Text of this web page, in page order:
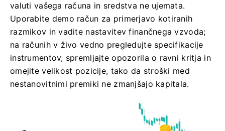
valuti vašega računa in sredstva ne ujemata.
Uporabite demo račun za primerjavo kotiranih
razmikov in vadite nastavitev finančnega vzvoda;
na računih v živo vedno pregledujte specifikacije
instrumentov, spremljajte opozorila o ravni kritja in
omejite velikost pozicije, tako da stroški med
nestanovitnimi premiki ne zmanjšajo kapitala.